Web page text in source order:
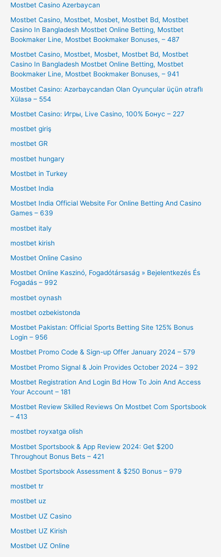
Mostbet Casino Azerbaycan
Mostbet Casino, Mostbet, Mosbet, Mostbet Bd, Mostbet
Casino In Bangladesh Mostbet Online Betting, Mostbet
Bookmaker Line, Mostbet Bookmaker Bonuses, – 487
Mostbet Casino, Mostbet, Mosbet, Mostbet Bd, Mostbet
Casino In Bangladesh Mostbet Online Betting, Mostbet
Bookmaker Line, Mostbet Bookmaker Bonuses, – 941
Mostbet Casino: Azərbaycandan Olan Oyunçular üçün ətraflı
Xülasə – 554
Mostbet Casino: Игры, Live Casino, 100% Бонус – 227
mostbet giriş
mostbet GR
mostbet hungary
Mostbet in Turkey
Mostbet India
Mostbet India Official Website For Online Betting And Casino
Games – 639
mostbet italy
mostbet kirish
Mostbet Online Casino
Mostbet Online Kaszinó, Fogadótársaság » Bejelentkezés És
Fogadás – 992
mostbet oynash
mostbet ozbekistonda
Mostbet Pakistan: Official Sports Betting Site 125% Bonus
Login – 956
Mostbet Promo Code & Sign-up Offer January 2024 – 579
Mostbet Promo Signal & Join Provides October 2024 – 392
Mostbet Registration And Login Bd How To Join And Access
Your Account – 181
Mostbet Review Skilled Reviews On Mostbet Com Sportsbook
– 413
mostbet royxatga olish
Mostbet Sportsbook & App Review 2024: Get $200
Throughout Bonus Bets – 421
Mostbet Sportsbook Assessment & $250 Bonus – 979
mostbet tr
mostbet uz
Mostbet UZ Casino
Mostbet UZ Kirish
Mostbet UZ Online